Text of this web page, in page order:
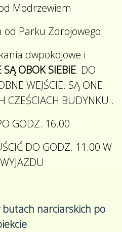
Modrzewiem
Parku Zdrojowego.
dwpokojowe i
SĄ OBOK SIEBIE. DO
WEJŚCIE. SĄ ONE
CZEŚCIACH BUDYNKU .
GODZ. 16.00
DO GODZ. 11.00 W
narciarskich po